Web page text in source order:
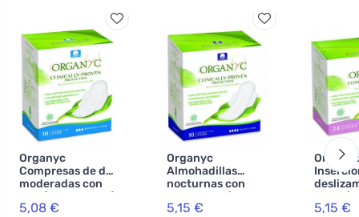
Organyc
Compresas de día
moderadas con
alas (10 unidades)
- 100% algodón
5,08 €
Organyc
Almohadillas
nocturnas con
alas Heavy (10
unidades) - 100%
5,15 €
Light
5,15 €